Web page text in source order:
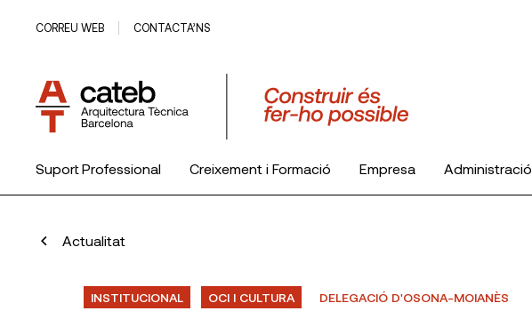
CORREU WEB CONTACTA’NS
Suport Professional Creixement i Formació Empresa Administració
Actualitat
INSTITUCIONAL OCI I CULTURA DELEGACIÓ D'OSONA-MOIANÈS